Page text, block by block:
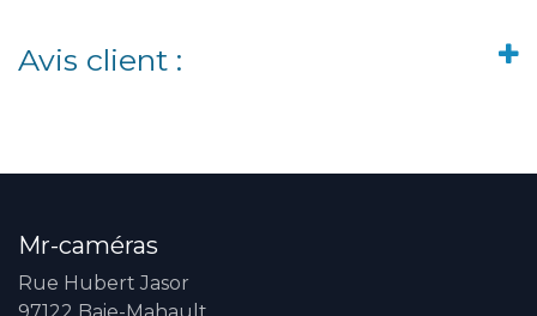
Avis client :
Mr-caméras
Rue Hubert Jasor